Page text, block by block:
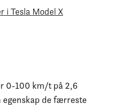
i Tesla Model X
0-100 km/t på 2,6
egenskap de færreste